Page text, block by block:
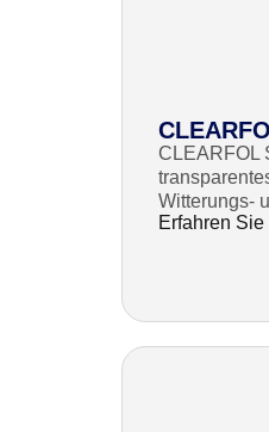
CLEARFOL
Witterungs-
Erfahren Sie